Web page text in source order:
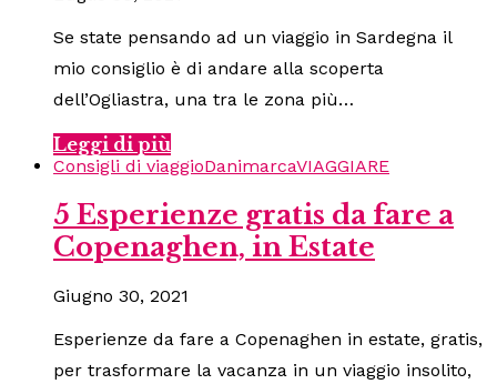
Se state pensando ad un viaggio in Sardegna il
mio consiglio è di andare alla scoperta
dell’Ogliastra, una tra le zona più…
Leggi di più
Consigli di viaggioDanimarcaVIAGGIARE
5 Esperienze gratis da fare a
Copenaghen, in Estate
Giugno 30, 2021
Esperienze da fare a Copenaghen in estate, gratis,
per trasformare la vacanza in un viaggio insolito,